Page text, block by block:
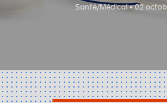
Santé/Médical • 02